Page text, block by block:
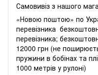
Самовивіз з нашого
«Новою поштою» по
перевізника
перевізника;
12000 грн (не
пружини в бобінах та
1000 метрів у рулоні)